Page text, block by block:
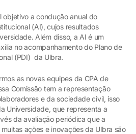
objetivo a condução anual do
(AI), cujos resultados
Além disso, a AI é um
no acompanhamento do Plano de
(PDI) da Ulbra.
as novas equipes da CPA de
Comissão tem a representação
e da sociedade civil, isso
Universidade, que representa a
da avaliação periódica que a
ações e inovações da Ulbra são